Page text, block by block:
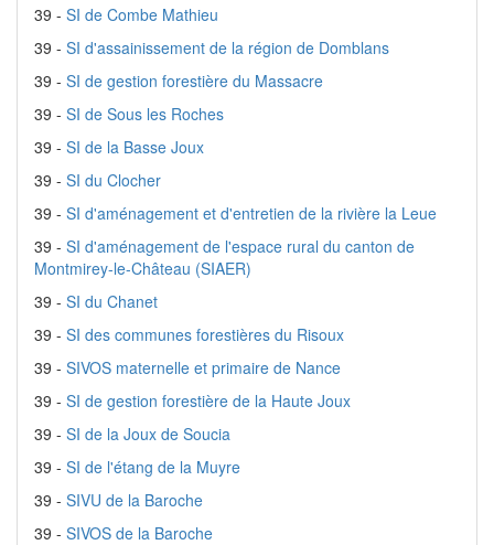
39 - SI de Combe Mathieu
39 - SI d'assainissement de la région de Domblans
39 - SI de gestion forestière du Massacre
39 - SI de Sous les Roches
39 - SI de la Basse Joux
39 - SI du Clocher
39 - SI d'aménagement et d'entretien de la rivière la Leue
39 - SI d'aménagement de l'espace rural du canton de
Montmirey-le-Château (SIAER)
39 - SI du Chanet
39 - SI des communes forestières du Risoux
39 - SIVOS maternelle et primaire de Nance
39 - SI de gestion forestière de la Haute Joux
39 - SI de la Joux de Soucia
39 - SI de l'étang de la Muyre
39 - SIVU de la Baroche
39 - SIVOS de la Baroche